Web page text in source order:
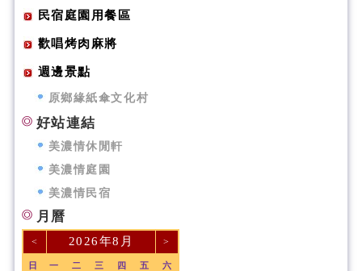
民宿庭園用餐區
歡唱烤肉麻將
週邊景點
原鄉緣紙傘文化村
好站連結
美濃情休閒軒
美濃情庭園
美濃情民宿
月曆
< 2026年8月 >
日 一 二 三 四 五 六